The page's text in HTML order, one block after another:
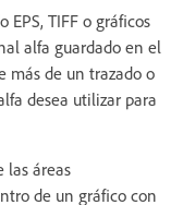
TIFF o gráficos
alfa guardado en el
más de un trazado o
desea utilizar para
las áreas
de un gráfico con